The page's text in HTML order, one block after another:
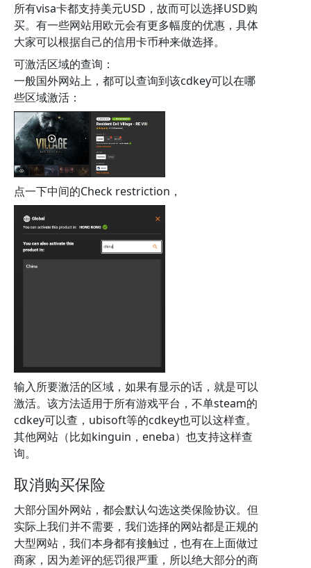
所有visa卡都支持美元USD，故而可以选择USD购
买。有一些网站用欧元会有更多幅度的优惠，具体
大家可以根据自己的信用卡币种来做选择。
可激活区域的查询：
一般国外网站上，都可以查询到该cdkey可以在哪
些区域激活：
点一下中间的Check restriction，
输入所要激活的区域，如果有显示的话，就是可以
激活。该方法适用于所有游戏平台，不单steam的
cdkey可以查，ubisoft等的cdkey也可以这样查。
其他网站（比如kinguin，eneba）也支持这样查
询。
取消购买保险
大部分国外网站，都会默认勾选这类保险协议。但
实际上我们并不需要，我们选择的网站都是正规的
大型网站，我们本身都有接触过，也有在上面做过
商家，因为差评的惩罚很严重，所以绝大部分的商